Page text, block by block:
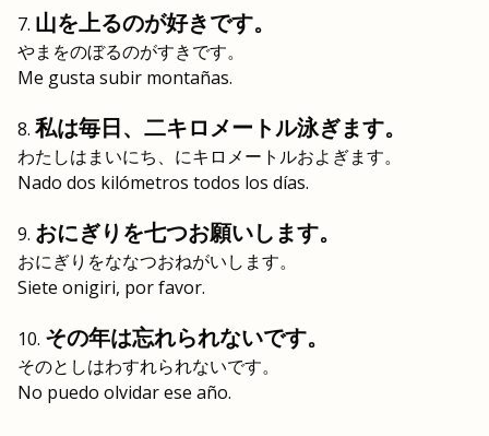
山を上るのが好きです。
やまをのぼるのがすきです。
Me gusta subir montañas.
私は毎日、二キロメートル泳ぎます。
わたしはまいにち、にキロメートルおよぎます。
Nado dos kilómetros todos los días.
おにぎりを七つお願いします。
おにぎりをななつおねがいします。
Siete onigiri, por favor.
その年は忘れられないです。
そのとしはわすれられないです。
No puedo olvidar ese año.